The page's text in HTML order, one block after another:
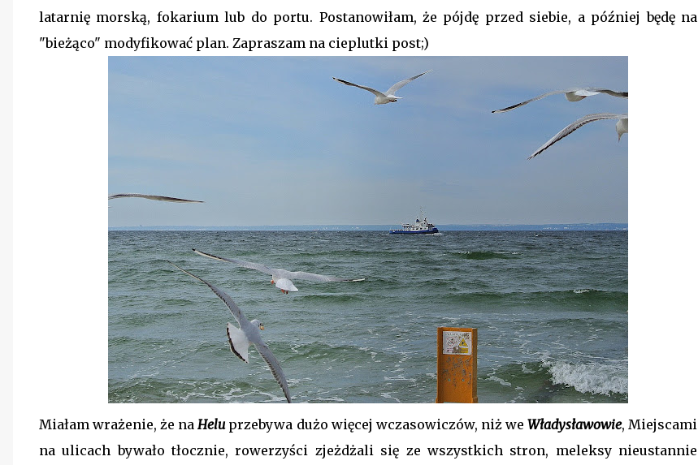
latarnię morską, fokarium lub do portu. Postanowiłam, że pójdę przed siebie, a później będę na
"bieżąco" modyfikować plan. Zapraszam na cieplutki post;)
Miałam wrażenie, że naHeluprzebywa dużo więcej wczasowiczów, niż we Władysławowie, Miejscami
na ulicach bywało tłocznie, rowerzyści zjeżdżali się ze wszystkich stron, meleksy nieustannie